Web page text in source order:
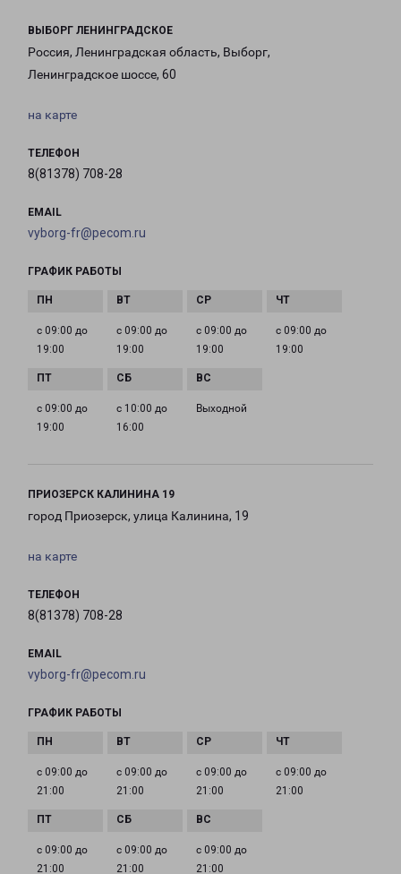
ВЫБОРГ ЛЕНИНГРАДСКОЕ
Россия, Ленинградская область, Выборг,
Ленинградское шоссе, 60
на карте
ТЕЛЕФОН
8(81378) 708-28
EMAIL
vyborg-fr@pecom.ru
ГРАФИК РАБОТЫ
с 09:00 до
19:00
с 09:00 до
19:00
с 09:00 до
19:00
с 09:00 до
19:00
с 09:00 до
19:00
с 10:00 до
16:00
Выходной
ПРИОЗЕРСК КАЛИНИНА 19
город Приозерск, улица Калинина, 19
на карте
ТЕЛЕФОН
8(81378) 708-28
EMAIL
vyborg-fr@pecom.ru
ГРАФИК РАБОТЫ
с 09:00 до
21:00
с 09:00 до
21:00
с 09:00 до
21:00
с 09:00 до
21:00
с 09:00 до
21:00
с 09:00 до
21:00
с 09:00 до
21:00